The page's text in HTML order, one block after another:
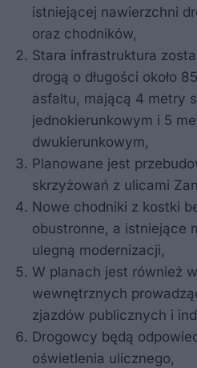
istniejącej nawierzchni
oraz chodników,
Stara infrastruktura
drogą o długości około
asfaltu, mającą 4 metry
jednokierunkowym i 5
dwukierunkowym,
Planowane jest
skrzyżowań z ulicami
Nowe chodniki z kostki
obustronne, a istniejące
ulegną modernizacji,
W planach jest również
wewnętrznych
zjazdów publicznych i
Drogowcy będą
oświetlenia ulicznego,